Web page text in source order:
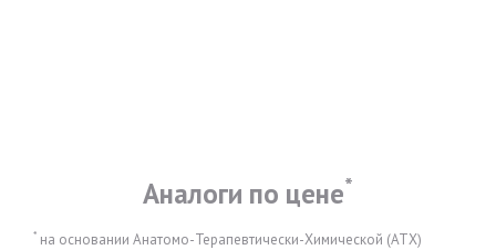
Аналоги по цене*
* на основании Анатомо-Терапевтически-Химической (АТХ)